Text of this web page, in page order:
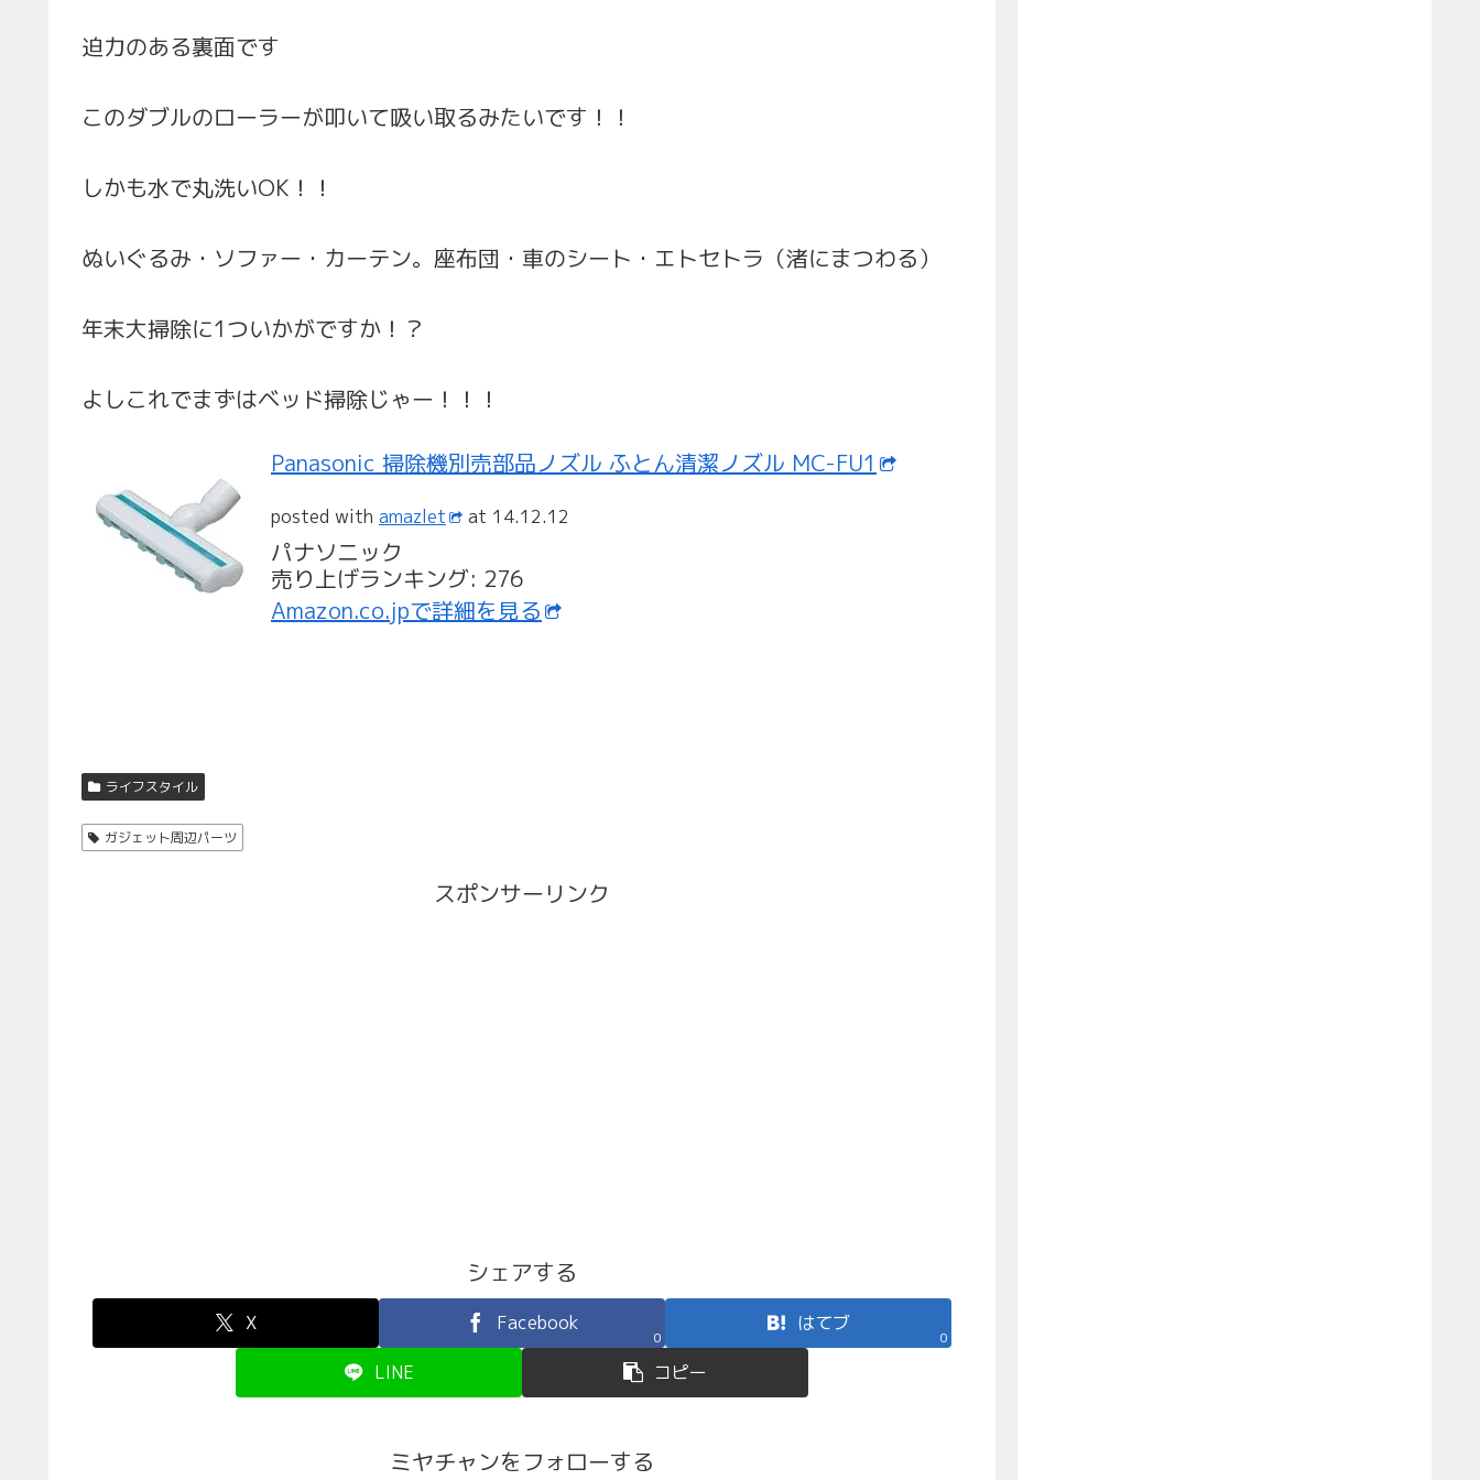
迫力のある裏面です
このダブルのローラーが叩いて吸い取るみたいです！！
しかも水で丸洗いOK！！
ぬいぐるみ・ソファー・カーテン。座布団・車のシート・エトセトラ（渚にまつわる）
年末大掃除に1ついかがですか！？
よしこれでまずはベッド掃除じゃー！！！
Panasonic 掃除機別売部品ノズル ふとん清潔ノズル MC-FU1
posted with amazlet at 14.12.12
パナソニック
売り上げランキング: 276
Amazon.co.jpで詳細を見る
ライフスタイル
ガジェット周辺パーツ
スポンサーリンク
シェアする
X Facebook
0
はてブ
0
LINE コピー
ミヤチャンをフォローする